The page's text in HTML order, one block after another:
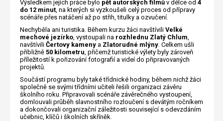
Výsledkem jejich práce bylo pět autorských filmů v délce od 4
do 12 minut, na kterých si vyzkoušeli celý proces od přípravy
scénáře přes natáčení až po střih, titulky a ozvučení.
Nechyběla ani turistika. Během kurzu žáci navštívili Velké
mechové jezírko, vystoupali na rozhlednu Zlatý Chlum,
navštívili Čertovy kameny a Zlatorudné mlýny. Celkem ušli
přibližně 50 kilometru, přičemž turistické výlety byly zároveň
příležitostí k pořizování fotografií a videí do připravovaných
projektů.
Součástí programu byly také třídnické hodiny, během nichž žáci
společně se svými třídními učiteli řešili organizaci závěru
školního roku. Připravovali scénáře závěrečného vystoupení,
domlouvali průběh slavnostního rozloučení s devátým ročníkem
a dokončovali organizační záležitosti související s odevzdáním
učebnic, klíčů i školních skříněk.